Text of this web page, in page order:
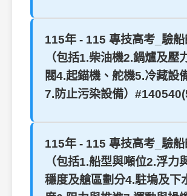
115年 - 115 專技高考_驗
（包括1.柴油機2.鍋爐及壓
閥4.起錨機、舵機5.冷藏設
7.防止污染設備）
115年 - 115 專技高考_驗
（包括1.船型與噸位2.浮力
穩度及艙區劃分4.駐塢及下